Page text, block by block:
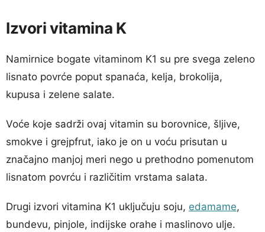
Izvori vitamina K
Namirnice bogate vitaminom K1 su pre svega zeleno
lisnato povrće poput spanaća, kelja, brokolija,
kupusa i zelene salate.
Voće koje sadrži ovaj vitamin su borovnice, šljive,
smokve i grejpfrut, iako je on u voću prisutan u
značajno manjoj meri nego u prethodno pomenutom
lisnatom povrću i različitim vrstama salata.
Drugi izvori vitamina K1 uključuju soju, edamame,
bundevu, pinjole, indijske orahe i maslinovo ulje.